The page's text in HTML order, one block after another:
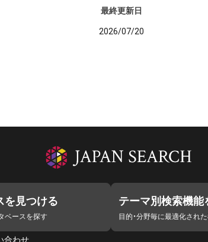
最終更新日
2026/07/20
を見つける
ベースを探す
テーマ別検索機能
目的・分野毎に最適化され
合わせ